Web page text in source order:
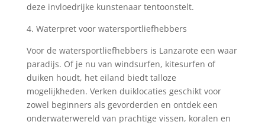
deze invloedrijke kunstenaar tentoonstelt.
4. Waterpret voor watersportliefhebbers
Voor de watersportliefhebbers is Lanzarote een waar
paradijs. Of je nu van windsurfen, kitesurfen of
duiken houdt, het eiland biedt talloze
mogelijkheden. Verken duiklocaties geschikt voor
zowel beginners als gevorderden en ontdek een
onderwaterwereld van prachtige vissen, koralen en